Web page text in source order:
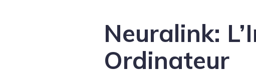
Neuralink:
Ordinateur